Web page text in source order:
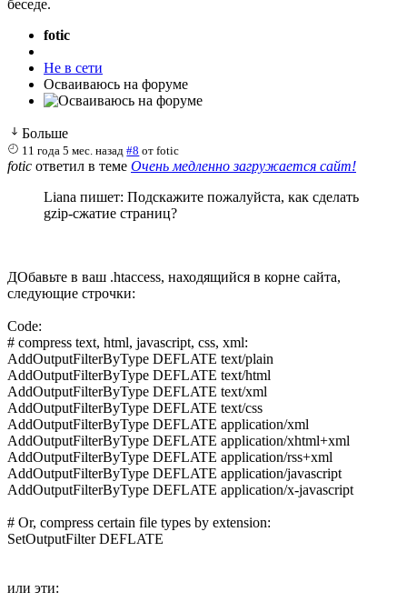
беседе.
fotic
Не в сети
Осваиваюсь на форуме
Больше
11 года 5 мес. назад #8 отfotic
fotic ответил в теме Очень медленно загружается сайт!
Liana пишет: Подскажите пожалуйста, как сделать
gzip-сжатие страниц?
ДОбавьте в ваш .htaccess, находящийся в корне сайта,
следующие строчки:
Code:
# compress text, html, javascript, css, xml:
AddOutputFilterByType DEFLATE text/plain
AddOutputFilterByType DEFLATE text/html
AddOutputFilterByType DEFLATE text/xml
AddOutputFilterByType DEFLATE text/css
AddOutputFilterByType DEFLATE application/xml
AddOutputFilterByType DEFLATE application/xhtml+xml
AddOutputFilterByType DEFLATE application/rss+xml
AddOutputFilterByType DEFLATE application/javascript
AddOutputFilterByType DEFLATE application/x-javascript
# Or, compress certain file types by extension:
SetOutputFilter DEFLATE
или эти: